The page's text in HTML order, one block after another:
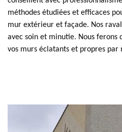
méthodes étudiées et efficaces
mur extérieur et façade. Nos
avec soin et minutie. Nous
vos murs éclatants et propres par